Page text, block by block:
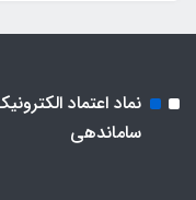
نماد اعتماد
ساماندهی